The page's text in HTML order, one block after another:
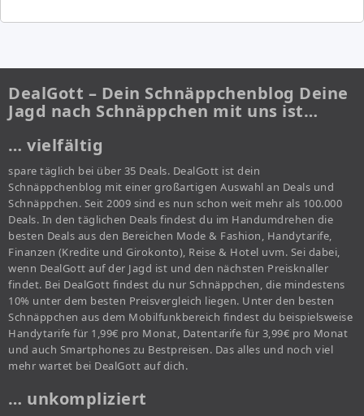
DealGott – Dein Schnäppchenblog Deine
Jagd nach Schnäppchen mit uns ist…
… vielfältig
spare täglich bei über 35 Deals. DealGott ist dein
Schnäppchenblog mit einer großartigen Auswahl an Deals und
Schnäppchen. Seit 2009 sind es nun schon weit mehr als 100.000
Deals. In den täglichen Deals findest du im Handumdrehen die
besten Deals aus den Bereichen Mode & Fashion, Handytarife,
Finanzen (Kredite und Girokonto), Reise & Hotel uvm. Sei dabei,
wenn DealGott auf der Jagd ist und den nächsten Preisknaller
findet. Bei DealGott findest du nur Schnäppchen, die mindestens
10% unter dem besten Preisvergleich liegen. Unter den besten
Schnäppchen aus dem Mobilfunkbereich findest du beispielsweise
Handytarife für 1,99€ pro Monat, Datentarife für 3,99€ pro Monat
und auch Smartphones zu Bestpreisen. Das alles und noch viel
mehr wartet bei DealGott auf dich.
… unkompliziert